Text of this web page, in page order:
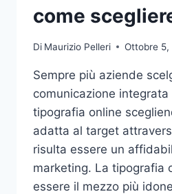
come
Di Maurizio Pelleri Ottobre 5,
Sempre più aziende
comunicazione
tipografia online
adatta al target
risulta essere un
marketing. La tipografia
essere il mezzo più